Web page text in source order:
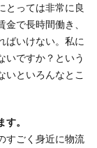
とっては非常に良
で長時間働き、
ばいけない。私に
いですか？という
いといろんなとこ
。
すごく身近に物流